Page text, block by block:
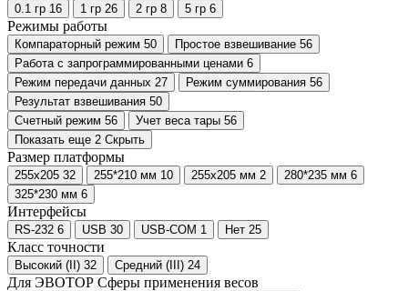
0.1 гр 16 1 гр 26 2 гр 8 5 гр 6
Режимы работы
Компараторный режим 50 Простое взвешивание 56
Работа с запрограммированными ценами 6
Режим передачи данных 27 Режим суммирования 56
Результат взвешивания 50
Счетный режим 56 Учет веса тары 56
Показать еще 2 Скрыть
Размер платформы
255х205 32 255*210 мм 10 255х205 мм 2 280*235 мм 6
325*230 мм 6
Интерфейсы
RS-232 6 USB 30 USB-COM 1 Нет 25
Класс точности
Высокий (II) 32 Средний (III) 24
Для ЭВОТОР Сферы применения весов